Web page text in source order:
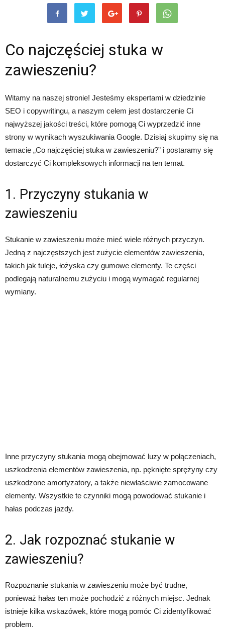
Co najczęściej stuka w
zawieszeniu?
Witamy na naszej stronie! Jesteśmy ekspertami w dziedzinie
SEO i copywritingu, a naszym celem jest dostarczenie Ci
najwyższej jakości treści, które pomogą Ci wyprzedzić inne
strony w wynikach wyszukiwania Google. Dzisiaj skupimy się na
temacie „Co najczęściej stuka w zawieszeniu?” i postaramy się
dostarczyć Ci kompleksowych informacji na ten temat.
1. Przyczyny stukania w
zawieszeniu
Stukanie w zawieszeniu może mieć wiele różnych przyczyn.
Jedną z najczęstszych jest zużycie elementów zawieszenia,
takich jak tuleje, łożyska czy gumowe elementy. Te części
podlegają naturalnemu zużyciu i mogą wymagać regularnej
wymiany.
Inne przyczyny stukania mogą obejmować luzy w połączeniach,
uszkodzenia elementów zawieszenia, np. pęknięte sprężyny czy
uszkodzone amortyzatory, a także niewłaściwie zamocowane
elementy. Wszystkie te czynniki mogą powodować stukanie i
hałas podczas jazdy.
2. Jak rozpoznać stukanie w
zawieszeniu?
Rozpoznanie stukania w zawieszeniu może być trudne,
ponieważ hałas ten może pochodzić z różnych miejsc. Jednak
istnieje kilka wskazówek, które mogą pomóc Ci zidentyfikować
problem.